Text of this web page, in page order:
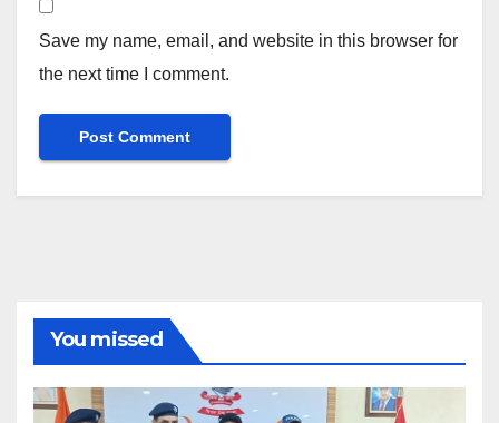
Save my name, email, and website in this browser for
the next time I comment.
You missed